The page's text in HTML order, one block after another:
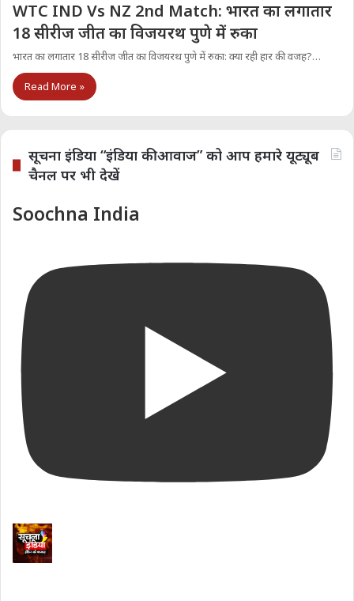
WTC IND Vs NZ 2nd Match: भारत का लगातार
18 सीरीज जीत का विजयरथ पुणे में रुका
भारत का लगातार 18 सीरीज जीत का विजयरथ पुणे में रुका: क्या रही हार की वजह?…
Read More »
सूचना इंडिया “इंडिया की आवाज” को आप हमारे यूट्यूब
चैनल पर भी देखें
Soochna India